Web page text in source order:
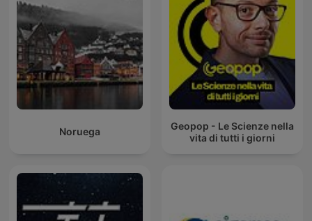
Noruega
Geopop - Le Scienze nella
vita di tutti i giorni